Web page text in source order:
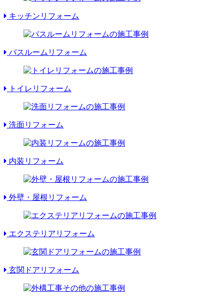
キッチンリフォーム
バスルームリフォーム
トイレリフォーム
洗面リフォーム
内装リフォーム
外壁・屋根リフォーム
エクステリアリフォーム
玄関ドアリフォーム